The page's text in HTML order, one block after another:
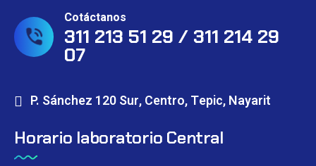
Cotáctanos
311 213 51 29 / 311 214 29
07
P. Sánchez 120 Sur, Centro, Tepic, Nayarit
Horario laboratorio Central